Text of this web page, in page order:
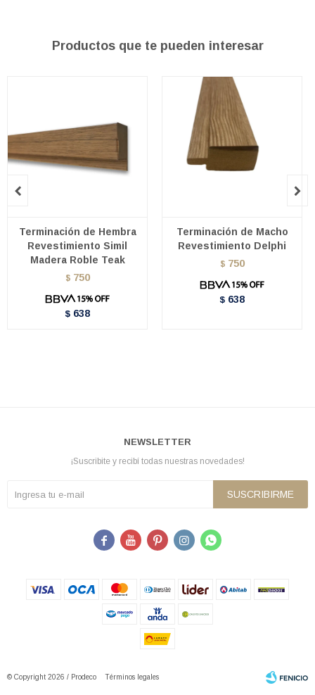
Productos que te pueden interesar
Terminación de Hembra
Revestimiento Simil
Madera Roble Teak
$ 750
$ 638
Terminación de Macho
Revestimiento Delphi
$ 750
$ 638
 
NEWSLETTER
¡Suscribite y recibí todas nuestras novedades!
SUSCRIBIRME
    
© Copyright 2026 / Prodeco Términos legales